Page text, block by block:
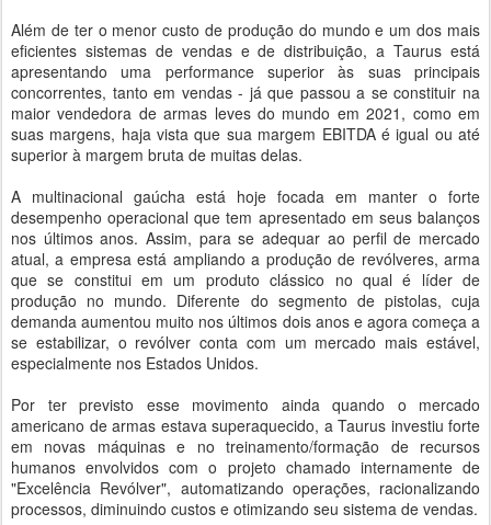
Além de ter o menor custo de produção do mundo e um dos mais
eficientes sistemas de vendas e de distribuição, a Taurus está
apresentando uma performance superior às suas principais
concorrentes, tanto em vendas - já que passou a se constituir na
maior vendedora de armas leves do mundo em 2021, como em
suas margens, haja vista que sua margem EBITDA é igual ou até
superior à margem bruta de muitas delas.
A multinacional gaúcha está hoje focada em manter o forte
desempenho operacional que tem apresentado em seus balanços
nos últimos anos. Assim, para se adequar ao perfil de mercado
atual, a empresa está ampliando a produção de revólveres, arma
que se constitui em um produto clássico no qual é líder de
produção no mundo. Diferente do segmento de pistolas, cuja
demanda aumentou muito nos últimos dois anos e agora começa a
se estabilizar, o revólver conta com um mercado mais estável,
especialmente nos Estados Unidos.
Por ter previsto esse movimento ainda quando o mercado
americano de armas estava superaquecido, a Taurus investiu forte
em novas máquinas e no treinamento/formação de recursos
humanos envolvidos com o projeto chamado internamente de
"Excelência Revólver", automatizando operações, racionalizando
processos, diminuindo custos e otimizando seu sistema de vendas.